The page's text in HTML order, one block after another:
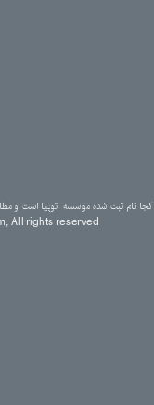
نام ثبت شده موسسه اتوپیا است و
All rights reserved